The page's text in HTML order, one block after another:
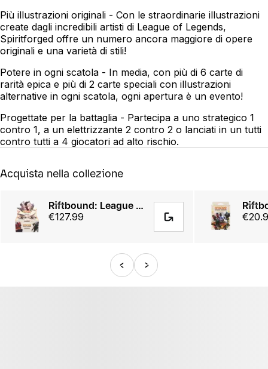
Più illustrazioni originali - Con le straordinarie illustrazioni
create dagli incredibili artisti di League of Legends,
Spiritforged offre un numero ancora maggiore di opere
originali e una varietà di stili!
Potere in ogni scatola - In media, con più di 6 carte di
rarità epica e più di 2 carte speciali con illustrazioni
alternative in ogni scatola, ogni apertura è un evento!
Progettate per la battaglia - Partecipa a uno strategico 1
contro 1, a un elettrizzante 2 contro 2 o lanciati in un tutti
contro tutti a 4 giocatori ad alto rischio.
Acquista nella collezione
Riftbound: League of Legends TCG Spiritforged Booster Display
€127.99